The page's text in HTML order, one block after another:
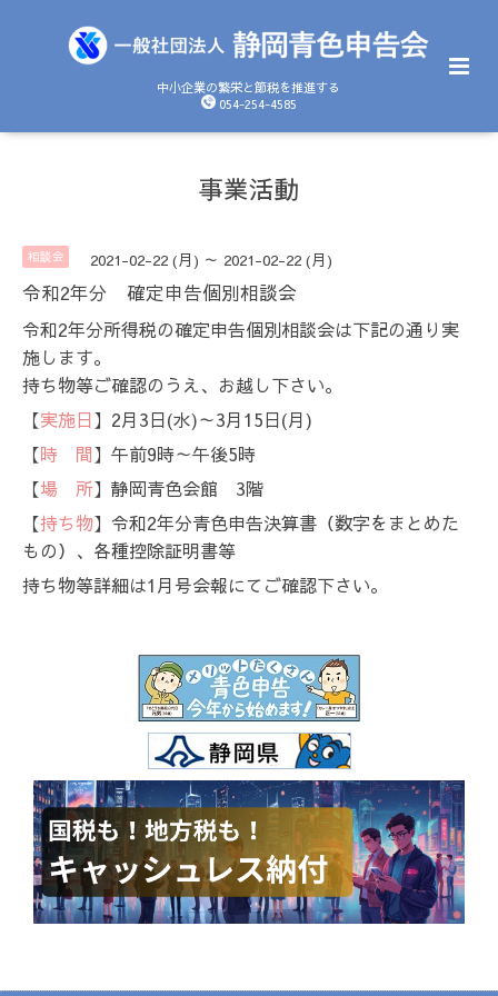
中小企業の繁栄と節税を推進する
054-254-4585
事業活動
相談会 2021-02-22 (月) ～ 2021-02-22 (月)
令和2年分 確定申告個別相談会
令和2年分所得税の確定申告個別相談会は下記の通り実
施します。
持ち物等ご確認のうえ、お越し下さい。
【実施日】2月3日(水)～3月15日(月)
【時 間】午前9時～午後5時
【場 所】静岡青色会館 3階
【持ち物】令和2年分青色申告決算書（数字をまとめた
もの）、各種控除証明書等
持ち物等詳細は1月号会報にてご確認下さい。